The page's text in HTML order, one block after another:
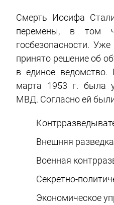
Смерть Иосифа
перемены, в том
госбезопасности.
принято решение об
в единое
марта 1953 г. была
МВД. Согласно ей
Внешняя
Военная
Секретно-
Экономическое